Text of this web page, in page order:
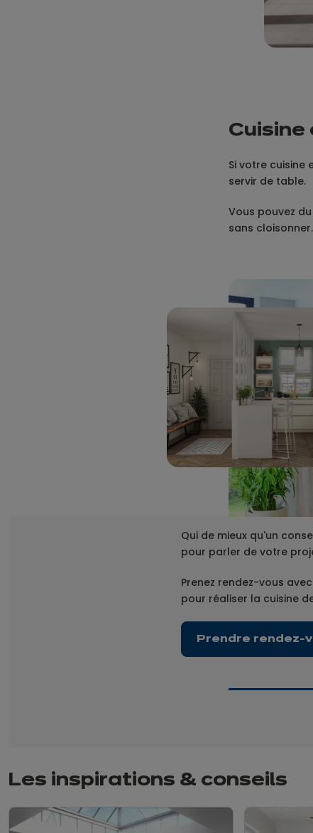
Cuisine
Si votre
servir de table.
Vous pouvez
sans
Qui de mieux qu'un
pour parler de votre
Prenez rendez-vous
pour réaliser la cuisine
Prendre rendez-
Les inspirations & conseils